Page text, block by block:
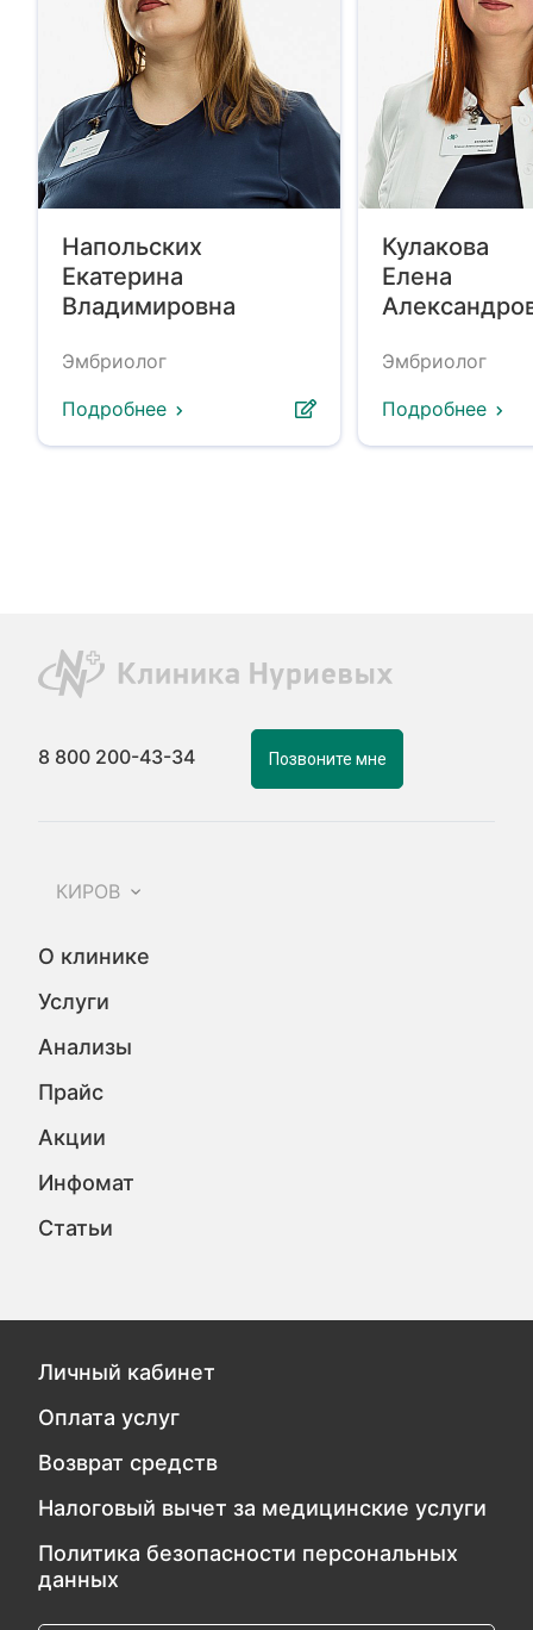
Напольских
Екатерина
Владимировна
Эмбриолог
Подробнее
Кулакова
Елена
Эмбриолог
Подробнее
8 800 200-43-34 Позвоните мне
КИРОВ
О клинике
Услуги
Анализы
Прайс
Акции
Инфомат
Статьи
Личный кабинет
Оплата услуг
Возврат средств
Налоговый вычет за медицинские услуги
Политика безопасности персональных
данных